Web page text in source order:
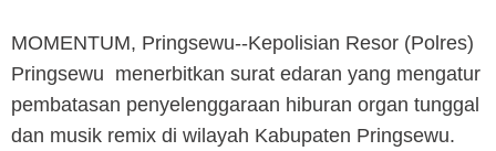
MOMENTUM, Pringsewu--Kepolisian Resor (Polres)
Pringsewu menerbitkan surat edaran yang mengatur
pembatasan penyelenggaraan hiburan organ tunggal
dan musik remix di wilayah Kabupaten Pringsewu.